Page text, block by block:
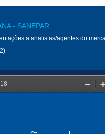
- SANEPAR
a analistas/agentes do